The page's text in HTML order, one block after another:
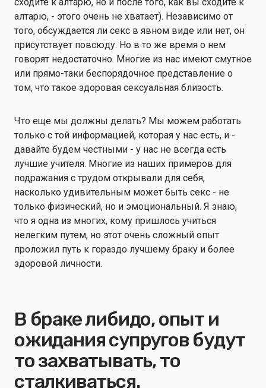
алтарю, - этого очень не хватает). Независимо от
того, обсуждается ли секс в явном виде или нет, он
присутствует повсюду. Но в то же время о нем
говорят недостаточно. Многие из нас имеют смутное
или прямо-таки беспорядочное представление о
том, что такое здоровая сексуальная близость.
Что еще мы должны делать? Мы можем работать
только с той информацией, которая у нас есть, и -
давайте будем честными - у нас не всегда есть
лучшие учителя. Многие из наших примеров для
подражания с трудом открывали для себя,
насколько удивительным может быть секс - не
только физический, но и эмоциональный. Я знаю,
что я одна из многих, кому пришлось учиться
нелегким путем, но этот очень сложный опыт
проложил путь к гораздо лучшему браку и более
здоровой личности.
В браке либидо, опыт и
ожидания супругов будут
то захватывать, то
сталкиваться.